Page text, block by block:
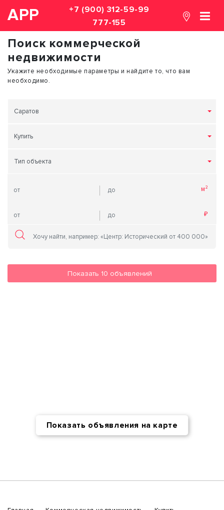
АРР
+7 (900) 312-59-99
777-155
Поиск коммерческой
недвижимости
Укажите необходимые параметры и найдите то, что вам
необходимо.
Саратов
Купить
Тип объекта
Показать 10 объявлений
Показать объявления на карте